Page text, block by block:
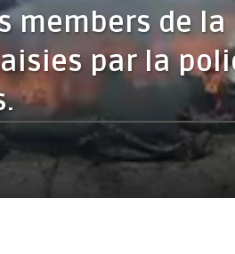
members de la
par la